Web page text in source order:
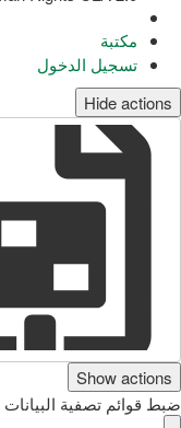
مكتبة
تسجيل الدخول
Hide actions
Show actions
ضبط قوائم تصفية البيانات